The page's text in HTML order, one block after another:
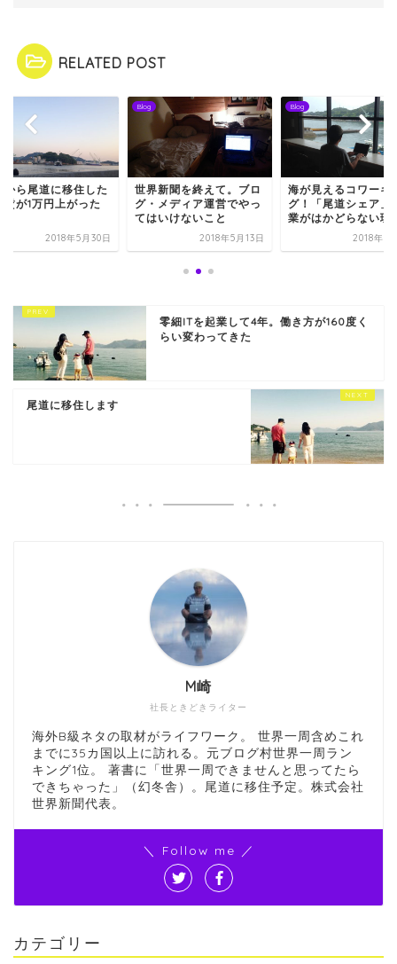
RELATED POST
から尾道に移住した
賃が1万円上がった
2018年5月30日
Blog
世界新聞を終えて。ブロ
グ・メディア運営でやっ
てはいけないこと
2018年5月13日
Blog
海が見えるコワーキ
グ！「尾道シェア」
業がはかどらない理
2018年6
零細ITを起業して4年。働き方が160度く
らい変わってきた
尾道に移住します
社長ときどきライター
M崎
海外B級ネタの取材がライフワーク。 世界一周含めこれ
までに35カ国以上に訪れる。元ブログ村世界一周ラン
キング1位。 著書に
「世界一周できませんと思ってたら
できちゃった」
（幻冬舎）。尾道に移住予定。 株式会社
世界新聞代表。
＼ Follow me ／
カテゴリー